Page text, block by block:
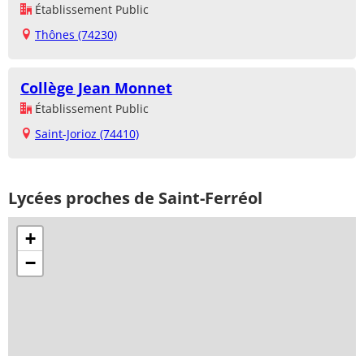
Établissement Public
Thônes (74230)
Collège Jean Monnet
Établissement Public
Saint-Jorioz (74410)
Lycées proches de Saint-Ferréol
+
−